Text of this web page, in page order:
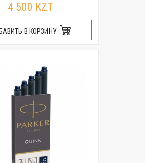
4 500 KZT
В КОРЗИНУ